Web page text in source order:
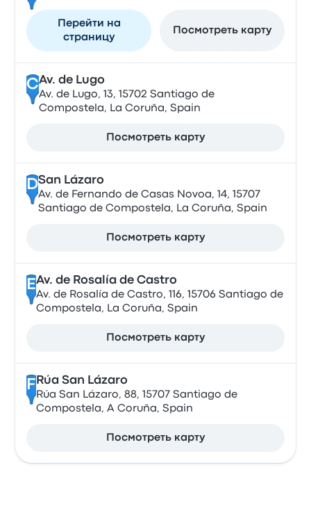
Перейти на
страницу
Посмотреть карту
CAv. de Lugo
Av. de Lugo, 13, 15702 Santiago de
Compostela, La Coruña, Spain
Посмотреть карту
DSan Lázaro
Av. de Fernando de Casas Novoa, 14, 15707
Santiago de Compostela, La Coruña, Spain
Посмотреть карту
EAv. de Rosalía de Castro
Av. de Rosalía de Castro, 116, 15706 Santiago de
Compostela, La Coruña, Spain
Посмотреть карту
F Rúa San Lázaro
Rúa San Lázaro, 88, 15707 Santiago de
Compostela, A Coruña, Spain
Посмотреть карту